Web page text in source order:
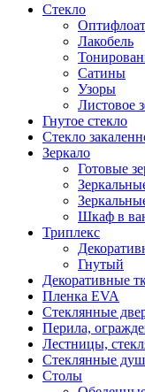
Стекло
Оптифлоат
Лакобель
Сатины
Узоры
Листовое
Гнутое стекло
Стекло
Зеркало
Готовые
Шкаф в
Триплекс
Гнутый
Декоративные
Пленка EVA
Стеклянные
Перила,
Лестницы,
Стеклянные
Столы